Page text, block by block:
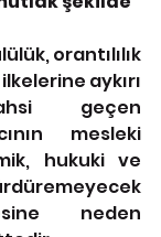
orantılılık
aykırı
geçen
mesleki
hukuki ve
neden